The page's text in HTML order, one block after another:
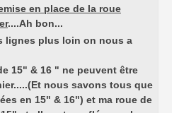
en place de la roue
....Ah bon...
lignes plus loin on nous a
15" & 16 " ne peuvent être
nous savons tous que
en 15" & 16") et ma roue de